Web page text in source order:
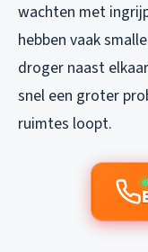
wachten met
hebben vaak
droger naast
snel een groter
ruimtes loopt.